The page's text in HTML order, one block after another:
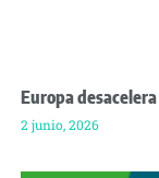
Europa
2 junio, 2026